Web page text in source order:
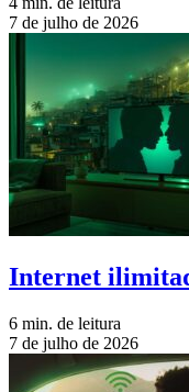
7 de julho de 2026
Internet
6 min. de leitura
7 de julho de 2026